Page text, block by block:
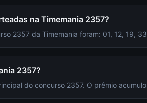
na Timemania 2357?
2357 da Timemania foram: 01, 12, 19,
2357?
do concurso 2357. O prêmio